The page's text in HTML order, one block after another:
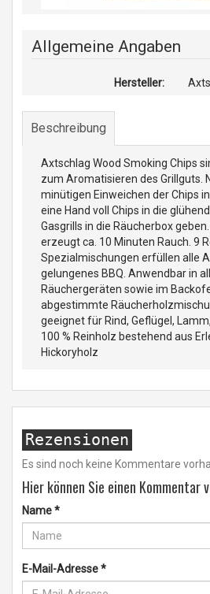
Allgemeine Angaben
Hersteller:
Beschreibung
Axtschlag Wood Smoking Chips
zum Aromatisieren des Grillguts.
minütigen Einweichen der Chips
eine Hand voll Chips in die
Gasgrills in die Räucherbox
erzeugt ca. 10 Minuten Rauch. 9
Spezialmischungen erfüllen alle
gelungenes BBQ. Anwendbar in
Räuchergeräten sowie im
abgestimmte
geeignet für Rind, Geflügel,
100 % Reinholz bestehend aus
Hickoryholz
Rezensionen
Es sind noch keine Kommentare
Hier können Sie einen Kommentar
Name*
E-Mail-Adresse*